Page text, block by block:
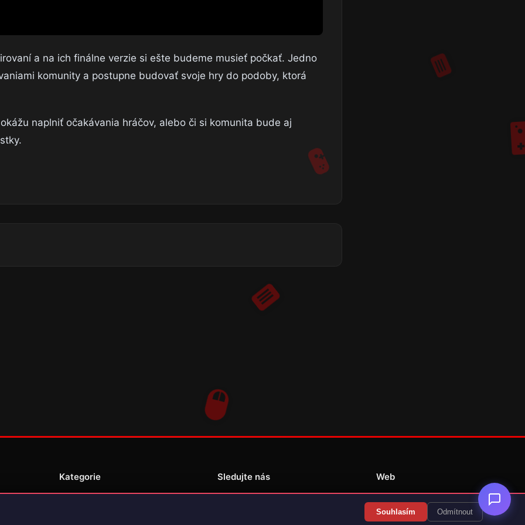
a na ich finálne verzie si ešte budeme musieť počkať. Jedno
komunity a postupne budovať svoje hry do podoby, ktorá
naplniť očakávania hráčov, alebo či si komunita bude aj
Kategorie Sledujte nás Web
Překlady her
Souhlasím Odmítnout